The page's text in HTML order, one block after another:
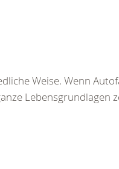
Weise. Wenn
Lebensgrundlagen